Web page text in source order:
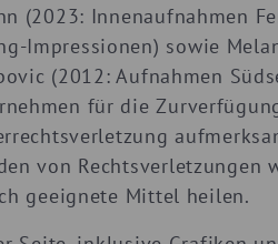
(2023: Innenaufnahmen
Impressionen) sowie
(2012: Aufnahmen
für die
von
geeignete Mittel heilen.